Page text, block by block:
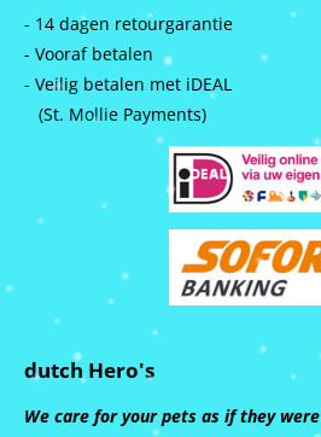
- 14 dagen retourgarantie
- Vooraf betalen
- Veilig betalen met iDEAL
(St. Mollie Payments)
dutch Hero's
We care for your pets as if they